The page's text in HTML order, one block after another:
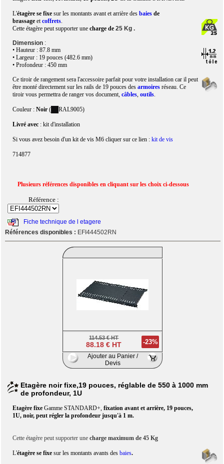
L'étagère se fixe sur les montants avant et arrière desbaies de
brassage etcoffrets.
Cette étagère peut supporter unecharge de 25 Kg .
Dimension :
• Hauteur : 87.8 mm
• Largeur : 19 pouces (482.6 mm)
• Profondeur : 450 mm
Ce tiroir de rangement sera l'accessoire parfait pour votre installation car il peut
être monté directement sur les rails de 19 pouces desarmoires réseau. Ce
tiroir vous permettra de ranger vos document,câbles,outils.
Couleur : Noir ( RAL9005)
Livré avec : kit d'installation
Si vous avez besoin d'un kit de vis M6 cliquer sur ce lien :kit de vis
714877
Plusieurs références disponibles en cliquant sur les choix ci-dessous
Référence :
Fiche technique de l etagere
Références disponibles : EFI444502RN
114.53 € HT
88.18 € HT -23%
Ajouter au Panier /
Devis
Etagère noir fixe,19 pouces, réglable de 550 à 1000 mm
de profondeur, 1U
Etagère fixe Gamme STANDARD+, fixation avant et arrière, 19 pouces,
1U, noir, peut régler la profondeur jusqu'à 1 m.
Cette étagère peut supporter unecharge maximum de 45 Kg
L'étagère se fixe sur les montants avants desbaies.